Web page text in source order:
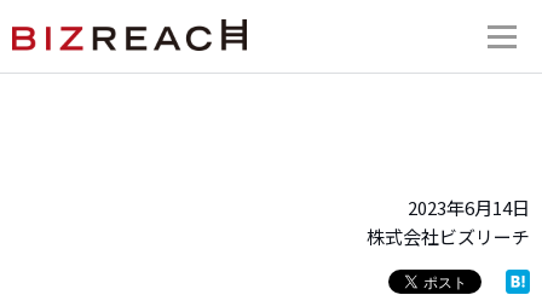
2023年6月14日
株式会社ビズリーチ